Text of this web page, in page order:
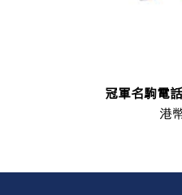
冠軍名駒電
港